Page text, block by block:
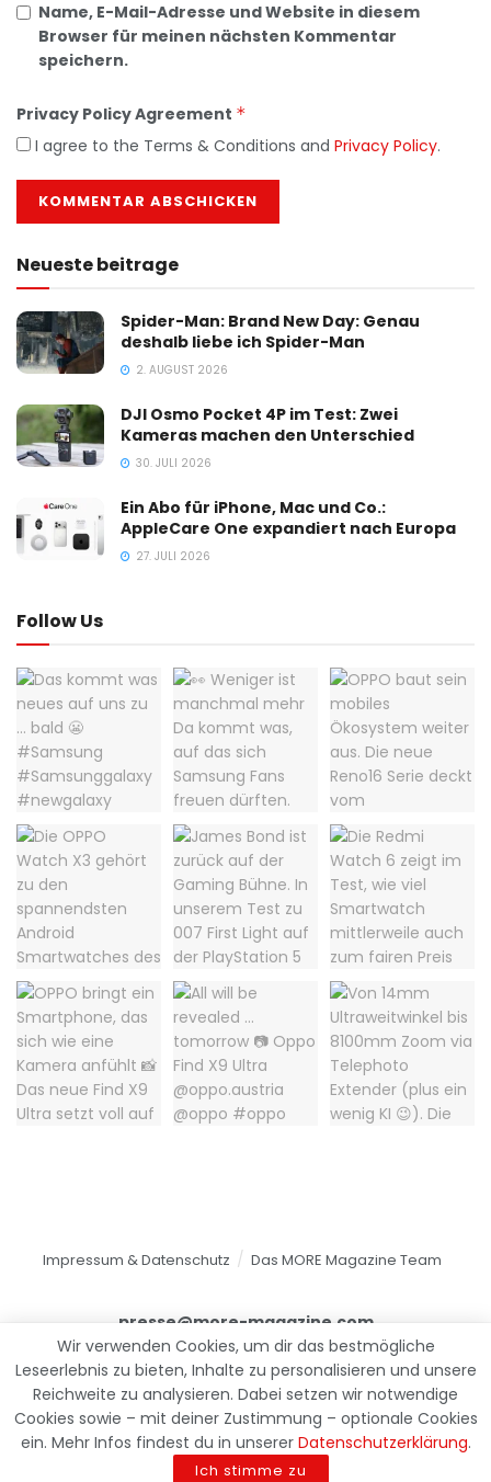
Name, E-Mail-Adresse und Website in diesem
Browser für meinen nächsten Kommentar
speichern.
Privacy Policy Agreement *
I agree to the Terms & Conditions and Privacy Policy.
Neueste beitrage
Spider-Man: Brand New Day: Genau
deshalb liebe ich Spider-Man
2. AUGUST 2026
DJI Osmo Pocket 4P im Test: Zwei
Kameras machen den Unterschied
30. JULI 2026
Ein Abo für iPhone, Mac und Co.:
AppleCare One expandiert nach Europa
27. JULI 2026
Follow Us
Impressum & Datenschutz Das MORE Magazine Team
presse@more-magazine.com
© 2025MORE Magazine
Wir verwenden Cookies, um dir das bestmögliche
Leseerlebnis zu bieten, Inhalte zu personalisieren und unsere
Reichweite zu analysieren. Dabei setzen wir notwendige
Cookies sowie – mit deiner Zustimmung – optionale Cookies
ein. Mehr Infos findest du in unserer Datenschutzerklärung.
Ich stimme zu